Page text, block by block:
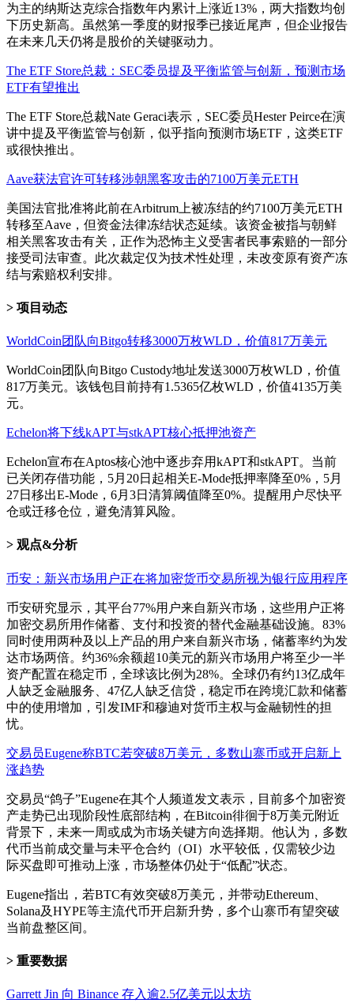
为主的纳斯达克综合指数年内累计上涨近13%，两大指数均创
下历史新高。虽然第一季度的财报季已接近尾声，但企业报告
在未来几天仍将是股价的关键驱动力。
The ETF Store总裁：SEC委员提及平衡监管与创新，预测市场
ETF有望推出
The ETF Store总裁Nate Geraci表示，SEC委员Hester Peirce在演
讲中提及平衡监管与创新，似乎指向预测市场ETF，这类ETF
或很快推出。
Aave获法官许可转移涉朝黑客攻击的7100万美元ETH
美国法官批准将此前在Arbitrum上被冻结的约7100万美元ETH
转移至Aave，但资金法律冻结状态延续。该资金被指与朝鲜
相关黑客攻击有关，正作为恐怖主义受害者民事索赔的一部分
接受司法审查。此次裁定仅为技术性处理，未改变原有资产冻
结与索赔权利安排。
项目动态
WorldCoin团队向Bitgo转移3000万枚WLD，价值817万美元
WorldCoin团队向Bitgo Custody地址发送3000万枚WLD，价值
817万美元。该钱包目前持有1.5365亿枚WLD，价值4135万美
元。
Echelon将下线kAPT与stkAPT核心抵押池资产
Echelon宣布在Aptos核心池中逐步弃用kAPT和stkAPT。当前
已关闭存借功能，5月20日起相关E-Mode抵押率降至0%，5月
27日移出E-Mode，6月3日清算阈值降至0%。提醒用户尽快平
仓或迁移仓位，避免清算风险。
观点&分析
币安：新兴市场用户正在将加密货币交易所视为银行应用程序
币安研究显示，其平台77%用户来自新兴市场，这些用户正将
加密交易所用作储蓄、支付和投资的替代金融基础设施。83%
同时使用两种及以上产品的用户来自新兴市场，储蓄率约为发
达市场两倍。约36%余额超10美元的新兴市场用户将至少一半
资产配置在稳定币，全球该比例为28%。全球仍有约13亿成年
人缺乏金融服务、47亿人缺乏信贷，稳定币在跨境汇款和储蓄
中的使用增加，引发IMF和穆迪对货币主权与金融韧性的担
忧。
交易员Eugene称BTC若突破8万美元，多数山寨币或开启新上
涨趋势
交易员“鸽子”Eugene在其个人频道发文表示，目前多个加密资
产走势已出现阶段性底部结构，在Bitcoin徘徊于8万美元附近
背景下，未来一周或成为市场关键方向选择期。他认为，多数
代币当前成交量与未平仓合约（OI）水平较低，仅需较少边
际买盘即可推动上涨，市场整体仍处于“低配”状态。
Eugene指出，若BTC有效突破8万美元，并带动Ethereum、
Solana及HYPE等主流代币开启新升势，多个山寨币有望突破
当前盘整区间。
重要数据
Garrett Jin 向 Binance 存入逾2.5亿美元以太坊